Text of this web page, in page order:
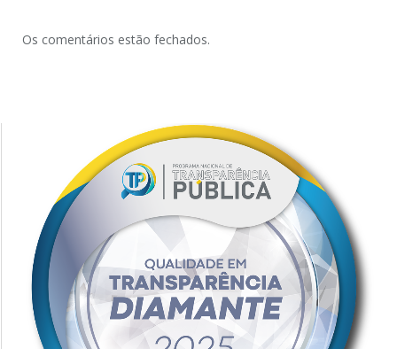
Os comentários estão fechados.